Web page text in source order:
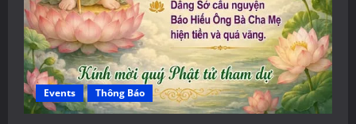
Events Thông Báo